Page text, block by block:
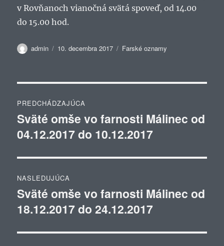
v Rovňanoch vianočná svätá spoveď, od 14.00
do 15.00 hod.
Autor
admin Publikované
10. decembra 2017 Kategórie
Farské oznamy
v
článku
PREDCHÁDZAJÚCA
Predchádzajúci
článok:
Sväté omše vo farnosti Málinec od
04.12.2017 do 10.12.2017
NASLEDUJÚCA
Ďalší
článok:
Sväté omše vo farnosti Málinec od
18.12.2017 do 24.12.2017